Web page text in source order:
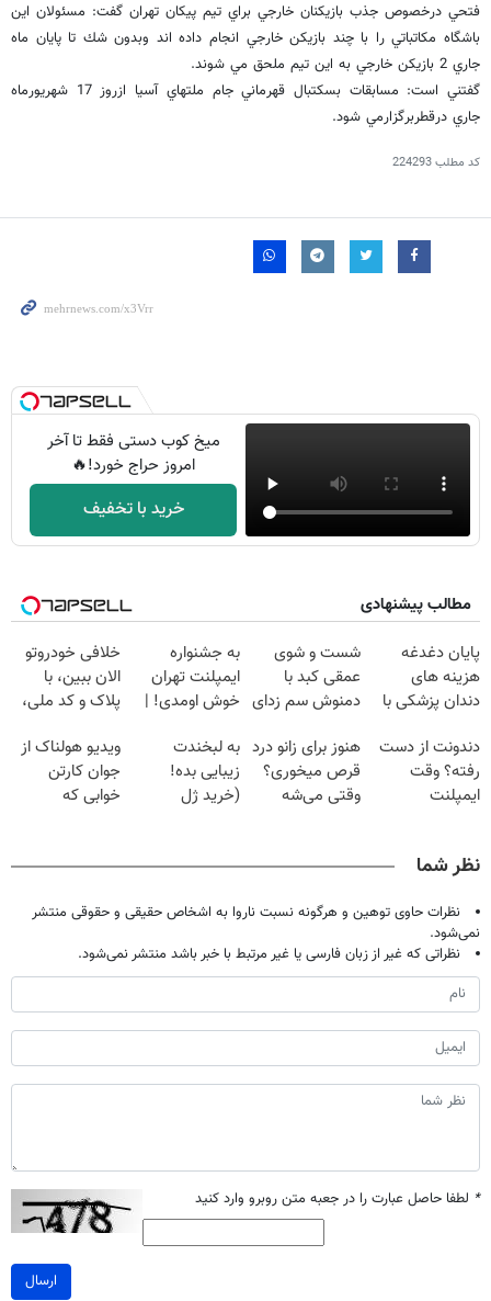
فتحي درخصوص جذب بازيكنان خارجي براي تيم پيكان تهران گفت: مسئولان اين
باشگاه مكاتباتي را با چند بازيكن خارجي انجام داده اند وبدون شك تا پايان ماه
جاري 2 بازيكن خارجي به اين تيم ملحق مي شوند.
گفتني است: مسابقات بسكتبال قهرماني جام ملتهاي آسيا ازروز 17 شهريورماه
جاري درقطربرگزارمي شود.
کد مطلب224293
میخ کوب دستی فقط تا آخر
امروز حراج خورد!🔥
خرید با تخفیف
مطالب پیشنهادی
پایان دغدغه
هزینه های
دندان پزشکی با
خانگی
شست و شوی
عمقی کبد با
دمنوش سم زدای
به جشنواره
ایمپلنت تهران
خوش اومدی! |
مشاوره رایگان
بگیر!
خلافی خودروتو
الان ببین، با
پلاک و کد ملی،
مراجعه حضوری
دندونت از دست
رفته؟ وقت
ایمپلنت
هنوز برای زانو درد
قرص میخوری؟
وقتی می‌شه
به لبخندت
زیبایی بده!
(خرید ژل
با40%تخفیف)
ویدیو هولناک از
جوان کارتن
خوابی که
نظر شما
نظرات حاوی توهین و هرگونه نسبت ناروا به اشخاص حقیقی و حقوقی منتشر
نمی‌شود.
نظراتی که غیر از زبان فارسی یا غیر مرتبط با خبر باشد منتشر نمی‌شود.
* لطفا حاصل عبارت را در جعبه متن روبرو وارد کنید
ارسال